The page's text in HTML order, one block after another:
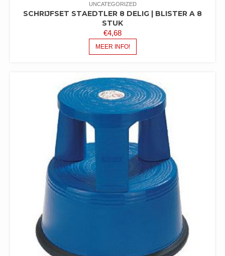
UNCATEGORIZED
SCHRIJFSET STAEDTLER 8 DELIG | BLISTER A 8
STUK
€4,68
MEER INFO!